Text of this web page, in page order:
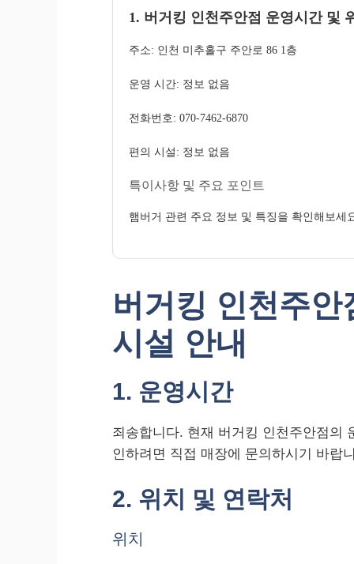
1. 버거킹 인천주안점 운영시간 및
주소: 인천 미추홀구 주안로 86 1층
운영 시간: 정보 없음
전화번호: 070-7462-6870
편의 시설: 정보 없음
특이사항 및 주요 포인트
햄버거 관련 주요 정보 및 특징을 확인해보세
버거킹 인천주
시설 안내
1. 운영시간
죄송합니다. 현재 버거킹 인천주안점의
인하려면 직접 매장에 문의하시기 바랍
2. 위치 및 연락처
위치